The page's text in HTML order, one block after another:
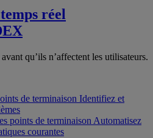
réel
qu’ils n’affectent les utilisateurs.
de terminaison Identifiez et
points de terminaison Automatisez
courantes